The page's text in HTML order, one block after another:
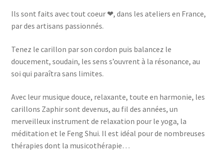
Ils sont faits avec tout coeur ❤, dans les ateliers en France,
par des artisans passionnés.
Tenez le carillon par son cordon puis balancez le
doucement, soudain, les sens s’ouvrent à la résonance, au
soi qui paraîtra sans limites.
Avec leur musique douce, relaxante, toute en harmonie, les
carillons Zaphir sont devenus, au fil des années, un
merveilleux instrument de relaxation pour le yoga, la
méditation et le Feng Shui. Il est idéal pour de nombreuses
thérapies dont la musicothérapie…